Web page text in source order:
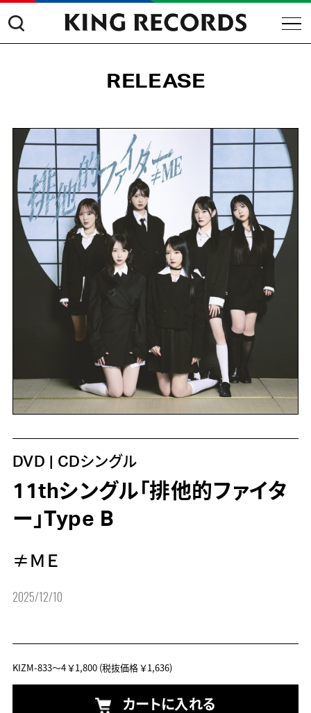
RELEASE
DVD | CDシングル
11thシングル「排他的ファイタ
ー」Type B
≠ＭＥ
2025/12/10
KIZM-833～4￥1,800(税抜価格 ￥1,636)
カートに入れる